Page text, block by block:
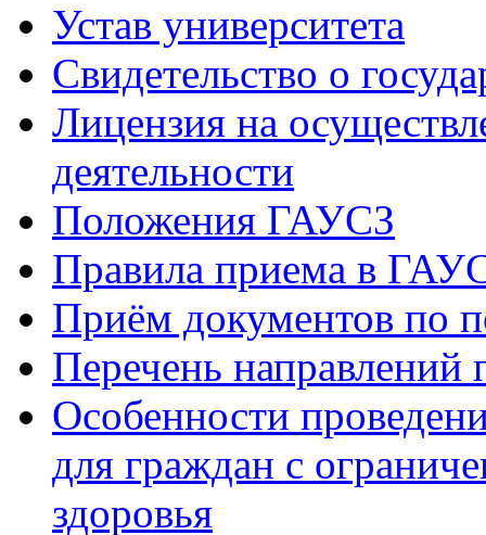
Устав университета
Свидетельство о
Лицензия на
деятельности
Положения ГАУСЗ
Правила приема в
Приём документов по
Перечень направлений
Особенности
для граждан с
здоровья